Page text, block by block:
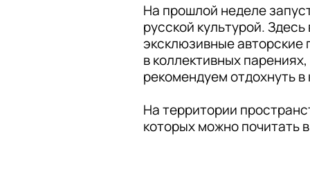
На прошлой неделе
русской культурой.
эксклюзивные авторские
в коллективных
рекомендуем отдохнуть
На территории
которых можно почитать